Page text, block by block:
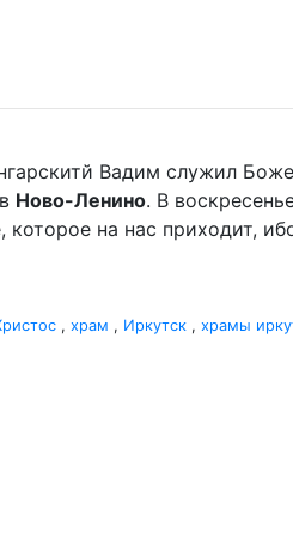
Вадим служил
Ново-Ленино. В
которое на нас приходит,
, храм , Иркутск , храмы